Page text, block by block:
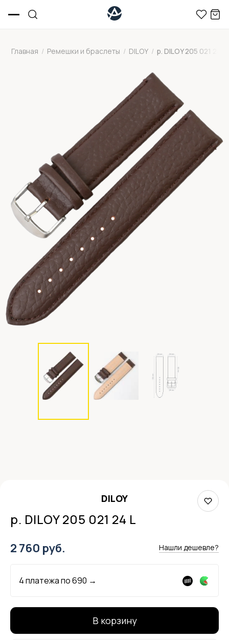
Главная / Ремешки и браслеты / DILOY / р. DILOY 205 021 24 L
DILOY
р. DILOY 205 021 24 L
2 760 руб. Нашли дешевле?
4 платежа по690 →
В корзину